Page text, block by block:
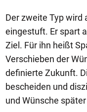
Der zweite Typ wird
eingestuft. Er spart
Ziel. Für ihn heißt
Verschieben der
definierte Zukunft.
bescheiden und
und Wünsche